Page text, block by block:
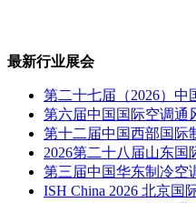
最新行业展会
第二十七届（2026）
第六届中国国际空调通
第十二届中国西部国际
2026第二十八届山东国
第三届中国华东制冷空
ISH China 2026 北京国